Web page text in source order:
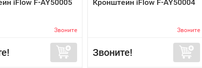
iFlow F-AY50005
Звоните
Кронштейн iFlow F-AY50004
Звоните
Звоните!